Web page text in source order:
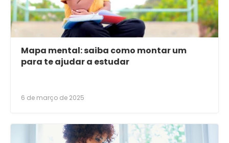
Mapa mental: saiba como montar um
para te ajudar a estudar
6 de março de 2025